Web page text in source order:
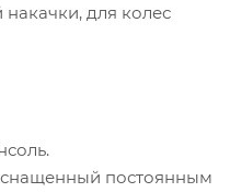
для колес
постоянным